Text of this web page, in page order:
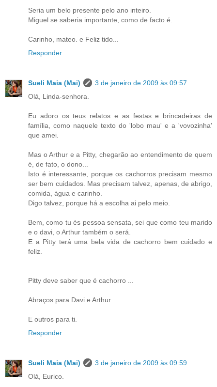
Seria um belo presente pelo ano inteiro.
Miguel se saberia importante, como de facto é.
Carinho, mateo. e Feliz tido...
Responder
Sueli Maia (Mai)
3 de janeiro de 2009 às 09:57
Olá, Linda-senhora.
Eu adoro os teus relatos e as festas e brincadeiras de
família, como naquele texto do 'lobo mau' e a 'vovozinha'
que amei.
Mas o Arthur e a Pitty, chegarão ao entendimento de quem
é, de fato, o dono...
Isto é interessante, porque os cachorros precisam mesmo
ser bem cuidados. Mas precisam talvez, apenas, de abrigo,
comida, água e carinho.
Digo talvez, porque há a escolha ai pelo meio.
Bem, como tu és pessoa sensata, sei que como teu marido
e o davi, o Arthur também o será.
E a Pitty terá uma bela vida de cachorro bem cuidado e
feliz.
Pitty deve saber que é cachorro ...
Abraços para Davi e Arthur.
E outros para ti.
Responder
Sueli Maia (Mai)
3 de janeiro de 2009 às 09:59
Olá, Eurico.